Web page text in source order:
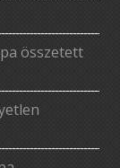
összetett